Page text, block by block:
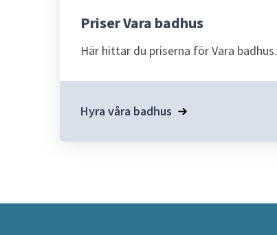
Priser Vara badhus
Här hittar du priserna för Vara badhus.
Hyra våra badhus